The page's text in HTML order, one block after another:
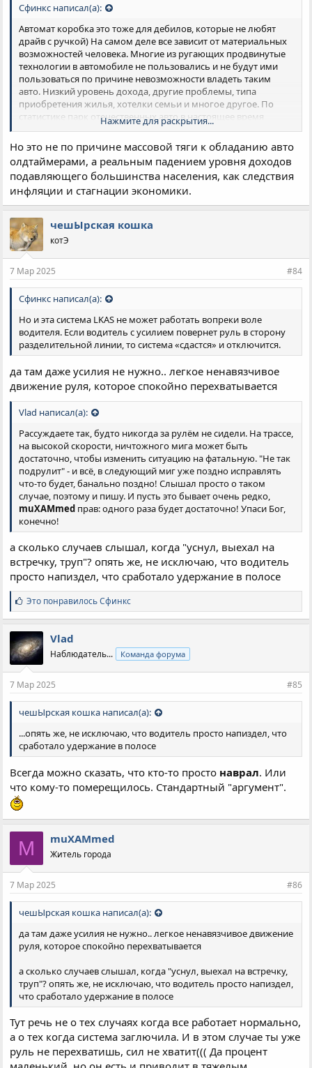
Сфинкс написал(а):
Автомат коробка это тоже для дебилов, которые не любят
драйв с ручкой) На самом деле все зависит от материальных
возможностей человека. Многие из ругающих продвинутые
технологии в автомобиле не пользовались и не будут ими
пользоваться по причине невозможности владеть таким
авто. Низкий уровень дохода, другие проблемы, типа
приобретения жилья, хотелки семьи и многое другое. По
статистике парк отечественных авто в настоящее время
составляют машины средний возраст которых превышает 15
Нажмите для раскрытия...
Но это не по причине массовой тяги к обладанию авто
олдтаймерами, а реальным падением уровня доходов
подавляющего большинства населения, как следствия
инфляции и стагнации экономики.
чешЫрская кошка
котЭ
7 Мар 2025 #84
Сфинкс написал(а):
Но и эта система LKAS не может работать вопреки воле
водителя. Если водитель с усилием повернет руль в сторону
разделительной линии, то система «сдастся» и отключится.
да там даже усилия не нужно.. легкое ненавязчивое
движение руля, которое спокойно перехватывается
Vlad написал(а):
Рассуждаете так, будто никогда за рулём не сидели. На трассе,
на высокой скорости, ничтожного мига может быть
достаточно, чтобы изменить ситуацию на фатальную. "Не так
подрулит" - и всё, в следующий миг уже поздно исправлять
что-то будет, банально поздно! Слышал просто о таком
случае, поэтому и пишу. И пусть это бывает очень редко,
muXAMmed прав: одного раза будет достаточно! Упаси Бог,
конечно!
а сколько случаев слышал, когда "уснул, выехал на
встречку, труп"? опять же, не исключаю, что водитель
просто напиздел, что сработало удержание в полосе
С
и
м
п
а
т
и
:
Это понравилосьСфинкс
Vlad
Наблюдатель... Команда форума
7 Мар 2025 #85
чешЫрская кошка написал(а):
...опять же, не исключаю, что водитель просто напиздел, что
сработало удержание в полосе
Всегда можно сказать, что кто-то просто наврал. Или
что кому-то померещилось. Стандартный "аргумент".
M muXAMmed
Житель города
7 Мар 2025 #86
чешЫрская кошка написал(а):
да там даже усилия не нужно.. легкое ненавязчивое движение
руля, которое спокойно перехватывается
а сколько случаев слышал, когда "уснул, выехал на встречку,
труп"? опять же, не исключаю, что водитель просто напиздел,
что сработало удержание в полосе
Тут речь не о тех случаях когда все работает нормально,
а о тех когда система заглючила. И в этом случае ты уже
руль не перехватишь, сил не хватит((( Да процент